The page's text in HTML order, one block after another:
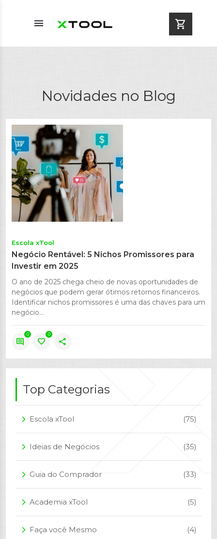
menu shopping_cart
Novidades no Blog
Escola xTool
Negócio Rentável: 5 Nichos Promissores para
Investir em 2025
O ano de 2025 chega cheio de novas oportunidades de
negócios que podem gerar ótimos retornos financeiros.
Identificar nichos promissores é uma das chaves para um
negócio...
comment
0
favorite
0
share
Top Categorias
arrow_forward_ios Escola xTool (75)
arrow_forward_ios Ideias de Negócios (35)
arrow_forward_ios Guia do Comprador (33)
arrow_forward_ios Academia xTool (5)
arrow_forward_ios Faça você Mesmo (4)